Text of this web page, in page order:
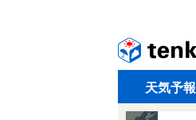
天気予報